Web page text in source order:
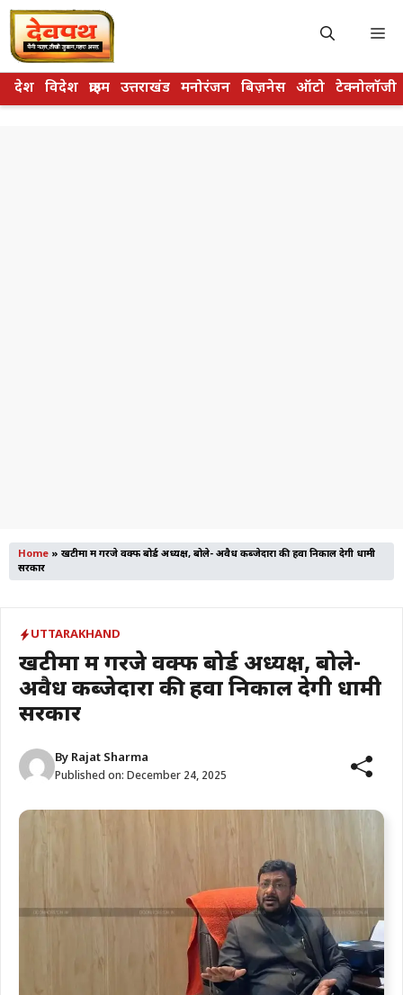
Skip
to
content
देश विदेश क्राइम उत्तराखंड मनोरंजन बिज़नेस ऑटो टेक्नोलॉजी
Home » खटीमा में गरजे वक्फ बोर्ड अध्यक्ष, बोले- अवैध कब्जेदारों की हवा निकाल देगी धामी
सरकार
UTTARAKHAND
खटीमा में गरजे वक्फ बोर्ड अध्यक्ष, बोले-
अवैध कब्जेदारों की हवा निकाल देगी धामी
सरकार
By Rajat Sharma
Published on: December 24, 2025